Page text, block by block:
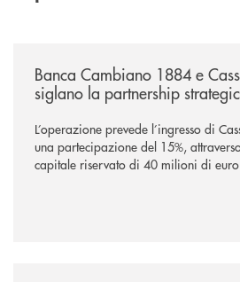
Banca Cambiano 1884 e
siglano la partnership
L’operazione prevede l’ingresso di
una partecipazione del 15%,
capitale riservato di 40 milioni di
comuni e sulla prossimità ai territori,